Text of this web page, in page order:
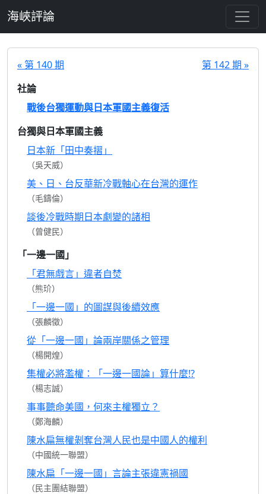
海峽評論
« 第 140 期
第 142 期 »
社論
戰後台獨運動與日本軍國主義復活
台獨與日本軍國主義
日本新「田中奏摺」
（吳天威）
美、日、台反華新冷戰軸心在台灣的運作
（毛鑄倫）
談後冷戰時期日本劇變的諸相
（曾健民）
「一邊一國」
「君無戲言」違者自焚
（熊玠）
「一邊一國」的圖謀與後續效應
（張麟徵）
從「一邊一國」論兩岸關係之管理
（楊開煌）
集權必將濫權：「一邊一國論」算什麼!?
（楊志誠）
事事聽命美國，何來主權獨立？
（鄭海麟）
陳水扁無權剝奪台灣人民也是中國人的權利
（中國統一聯盟）
陳水扁「一邊一國」言論主張違憲禍國
（民主團結聯盟）